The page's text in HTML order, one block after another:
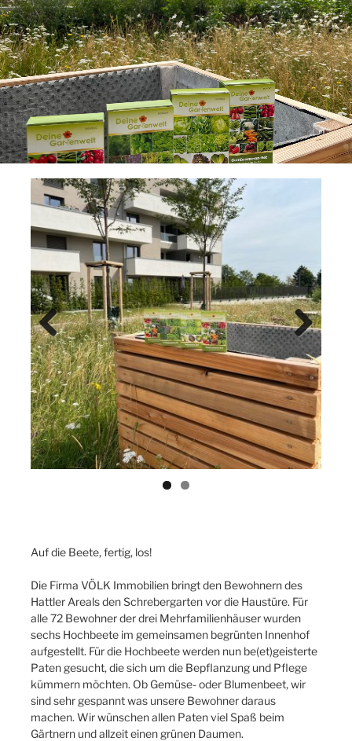
Previ
ous
Next
Auf die Beete, fertig, los!
Die Firma VÖLK Immobilien bringt den Bewohnern des
Hattler Areals den Schrebergarten vor die Haustüre. Für
alle 72 Bewohner der drei Mehrfamilienhäuser wurden
sechs Hochbeete im gemeinsamen begrünten Innenhof
aufgestellt. Für die Hochbeete werden nun be(et)geisterte
Paten gesucht, die sich um die Bepflanzung und Pflege
kümmern möchten. Ob Gemüse- oder Blumenbeet, wir
sind sehr gespannt was unsere Bewohner daraus
machen. Wir wünschen allen Paten viel Spaß beim
Gärtnern und allzeit einen grünen Daumen.